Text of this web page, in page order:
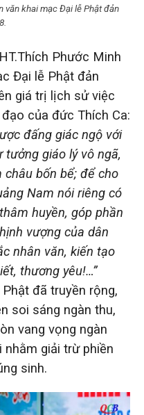
văn khai mạc Đại lễ Phật đản
Phước Minh
Đại lễ Phật đản
giá trị lịch sử việc
của đức Thích Ca:
đấng giác ngộ với
giáo lý vô ngã,
châu bốn bể; để cho
Nam nói riêng có
huyền, góp phần
vượng của dân
nhân văn, kiến tạo
thương yêu!…”
đã truyền rộng,
soi sáng ngàn thu,
vang vọng ngàn
nhằm giải trừ phiền
sinh.